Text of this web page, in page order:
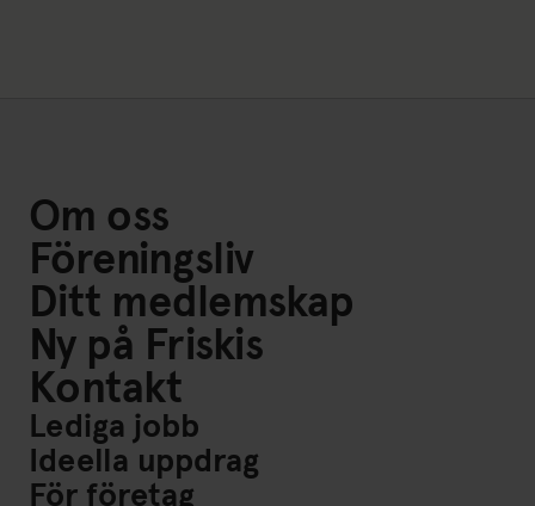
Om oss
Föreningsliv
Ditt medlemskap
Ny på Friskis
Kontakt
Lediga jobb
Ideella uppdrag
För företag